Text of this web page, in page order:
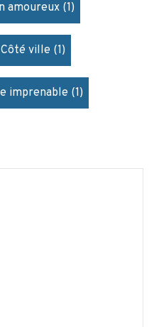
amoureux (1)
Côté ville (1)
imprenable (1)